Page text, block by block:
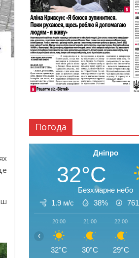
Погода
Дніпро
32°C
Безхмарне небо
1.9 м/с
38% 761
20:00
32°C
21:00
30°C
22:00
29°C
‹